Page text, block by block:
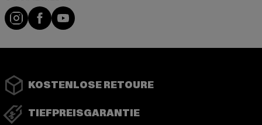
Instagram
FacebookYouTube
KOSTENLOSE RETOURE
TIEFPREISGARANTIE